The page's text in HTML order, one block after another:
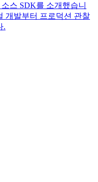
스 SDK를 소개했습니
개발부터 프로덕션 관찰
.